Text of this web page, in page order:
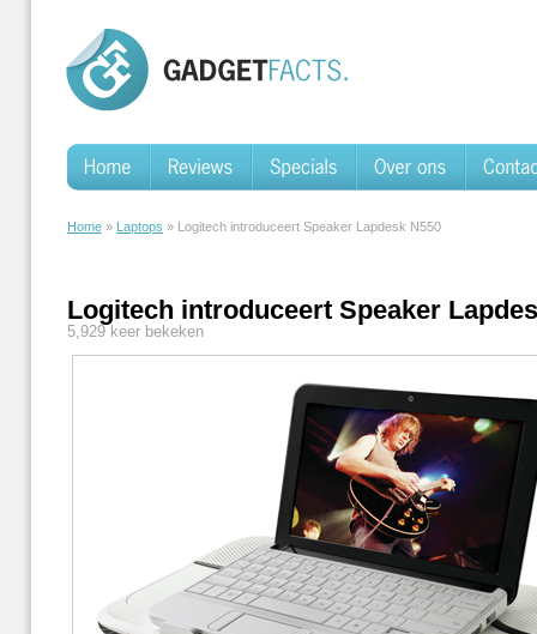
Home » Laptops » Logitech introduceert Speaker Lapdesk N550
Logitech introduceert Speaker
5,929 keer bekeken